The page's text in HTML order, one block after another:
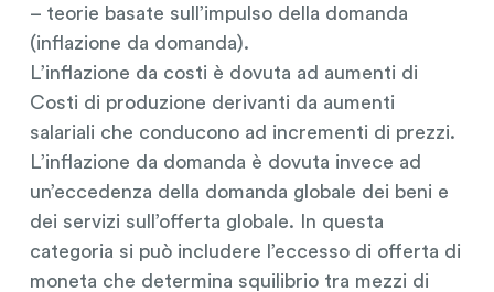
– teorie basate sull’impulso della domanda
(inflazione da domanda).
L’inflazione da costi è dovuta ad aumenti di
Costi di produzione derivanti da aumenti
salariali che conducono ad incrementi di prezzi.
L’inflazione da domanda è dovuta invece ad
un’eccedenza della domanda globale dei beni e
dei servizi sull’offerta globale. In questa
categoria si può includere l’eccesso di offerta di
moneta che determina squilibrio tra mezzi di